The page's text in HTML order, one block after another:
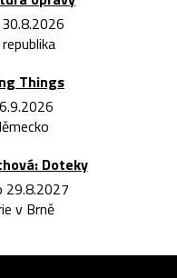
Things
Doteky
29.8.2027
v Brně